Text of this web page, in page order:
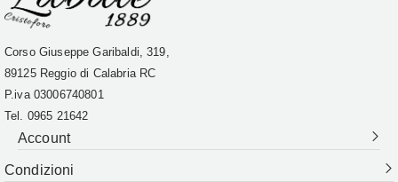
Corso Giuseppe Garibaldi, 319,
89125 Reggio di Calabria RC
P.iva 03006740801
Tel. 0965 21642
Account
Condizioni